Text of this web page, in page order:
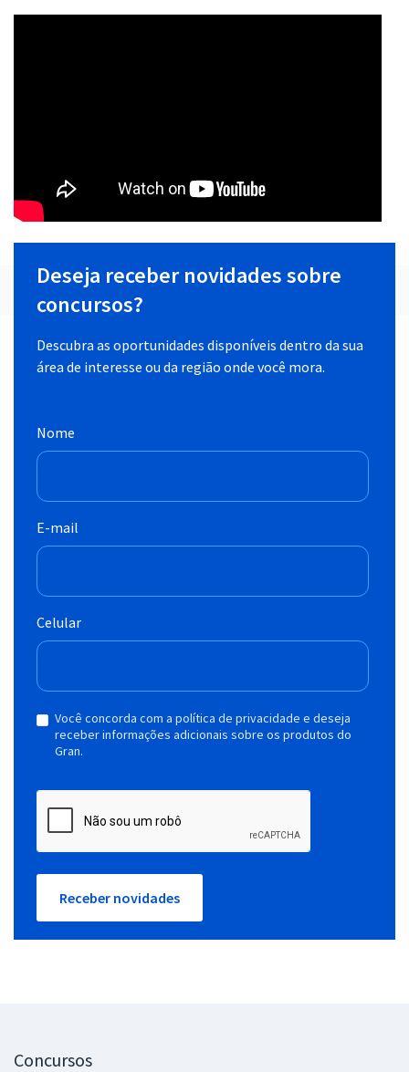
Deseja receber novidades sobre
concursos?
Descubra as oportunidades disponíveis dentro da sua
área de interesse ou da região onde você mora.
Nome
E-mail
Celular
Você concorda com a política de privacidade e deseja
receber informações adicionais sobre os produtos do
Gran.
Receber novidades
Concursos